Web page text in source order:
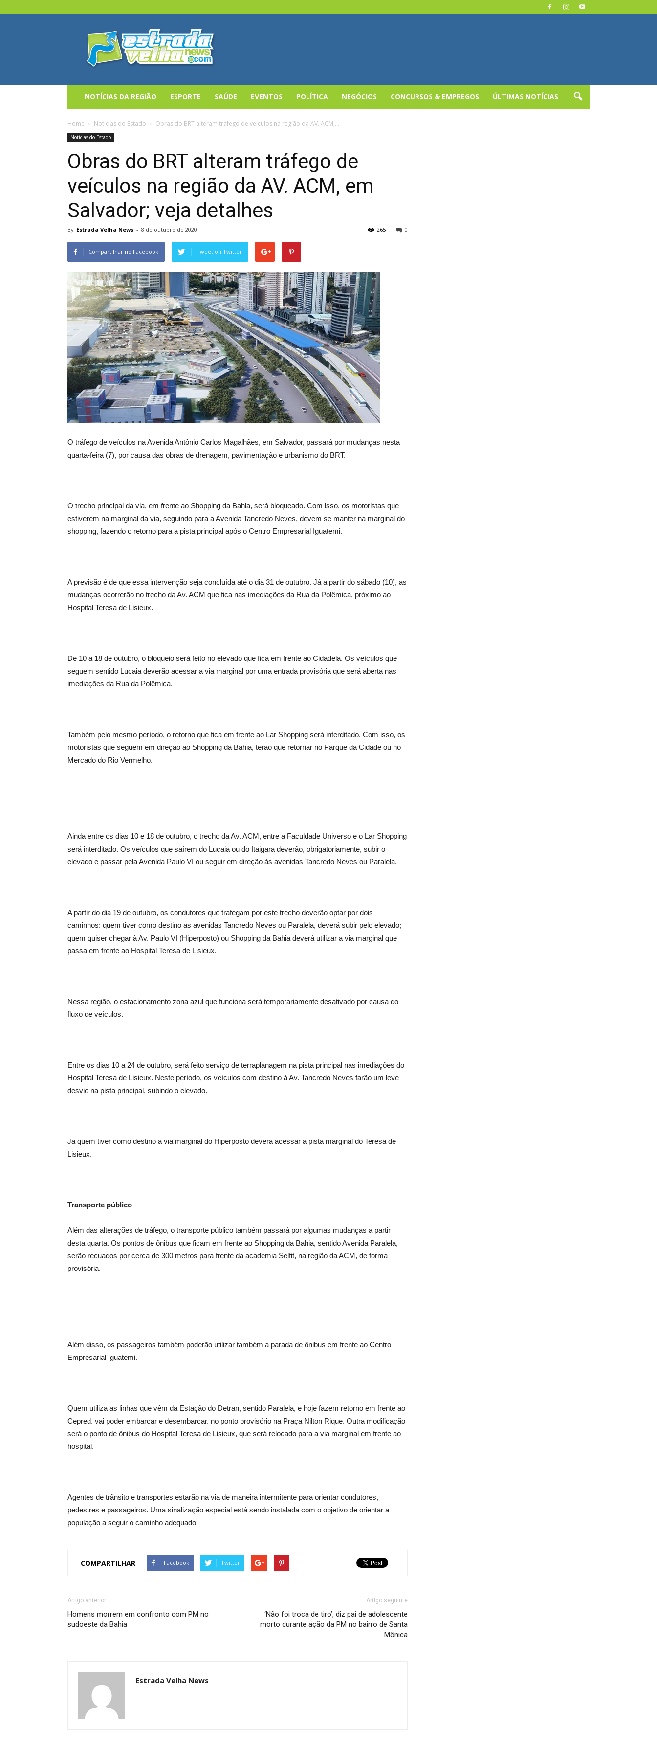
Estrada
Velha
News
NOTÍCIAS DA REGIÃO ESPORTE SAÚDE EVENTOS POLÍTICA NEGÓCIOS CONCURSOS & EMPREGOS ÚLTIMAS NOTÍCIAS
Home Notícias do Estado Obras do BRT alteram tráfego de veículos na região da AV. ACM,...
Notícias do Estado
Obras do BRT alteram tráfego de
veículos na região da AV. ACM, em
Salvador; veja detalhes
By Estrada Velha News - 8 de outubro de 2020 0
265
Compartilhar no Facebook Tweet on Twitter
O tráfego de veículos na Avenida Antônio Carlos Magalhães, em Salvador, passará por mudanças nesta
quarta-feira (7), por causa das obras de drenagem, pavimentação e urbanismo do BRT.
O trecho principal da via, em frente ao Shopping da Bahia, será bloqueado. Com isso, os motoristas que
estiverem na marginal da via, seguindo para a Avenida Tancredo Neves, devem se manter na marginal do
shopping, fazendo o retorno para a pista principal após o Centro Empresarial Iguatemi.
A previsão é de que essa intervenção seja concluída até o dia 31 de outubro. Já a partir do sábado (10), as
mudanças ocorrerão no trecho da Av. ACM que fica nas imediações da Rua da Polêmica, próximo ao
Hospital Teresa de Lisieux.
De 10 a 18 de outubro, o bloqueio será feito no elevado que fica em frente ao Cidadela. Os veículos que
seguem sentido Lucaia deverão acessar a via marginal por uma entrada provisória que será aberta nas
imediações da Rua da Polêmica.
Também pelo mesmo período, o retorno que fica em frente ao Lar Shopping será interditado. Com isso, os
motoristas que seguem em direção ao Shopping da Bahia, terão que retornar no Parque da Cidade ou no
Mercado do Rio Vermelho.
Ainda entre os dias 10 e 18 de outubro, o trecho da Av. ACM, entre a Faculdade Universo e o Lar Shopping
será interditado. Os veículos que saírem do Lucaia ou do Itaigara deverão, obrigatoriamente, subir o
elevado e passar pela Avenida Paulo VI ou seguir em direção às avenidas Tancredo Neves ou Paralela.
A partir do dia 19 de outubro, os condutores que trafegam por este trecho deverão optar por dois
caminhos: quem tiver como destino as avenidas Tancredo Neves ou Paralela, deverá subir pelo elevado;
quem quiser chegar à Av. Paulo VI (Hiperposto) ou Shopping da Bahia deverá utilizar a via marginal que
passa em frente ao Hospital Teresa de Lisieux.
Nessa região, o estacionamento zona azul que funciona será temporariamente desativado por causa do
fluxo de veículos.
Entre os dias 10 a 24 de outubro, será feito serviço de terraplanagem na pista principal nas imediações do
Hospital Teresa de Lisieux. Neste período, os veículos com destino à Av. Tancredo Neves farão um leve
desvio na pista principal, subindo o elevado.
Já quem tiver como destino a via marginal do Hiperposto deverá acessar a pista marginal do Teresa de
Lisieux.
Transporte público
Além das alterações de tráfego, o transporte público também passará por algumas mudanças a partir
desta quarta. Os pontos de ônibus que ficam em frente ao Shopping da Bahia, sentido Avenida Paralela,
serão recuados por cerca de 300 metros para frente da academia Selfit, na região da ACM, de forma
provisória.
Além disso, os passageiros também poderão utilizar também a parada de ônibus em frente ao Centro
Empresarial Iguatemi.
Quem utiliza as linhas que vêm da Estação do Detran, sentido Paralela, e hoje fazem retorno em frente ao
Cepred, vai poder embarcar e desembarcar, no ponto provisório na Praça Nilton Rique. Outra modificação
será o ponto de ônibus do Hospital Teresa de Lisieux, que será relocado para a via marginal em frente ao
hospital.
Agentes de trânsito e transportes estarão na via de maneira intermitente para orientar condutores,
pedestres e passageiros. Uma sinalização especial está sendo instalada com o objetivo de orientar a
população a seguir o caminho adequado.
COMPARTILHAR Facebook Twitter
Artigo anterior
Homens morrem em confronto com PM no
sudoeste da Bahia
Artigo seguinte
‘Não foi troca de tiro’, diz pai de adolescente
morto durante ação da PM no bairro de Santa
Mônica
Estrada Velha News